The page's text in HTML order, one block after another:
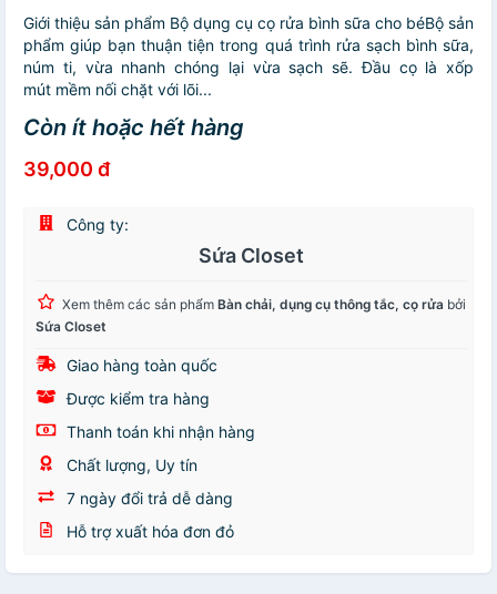
Giới thiệu sản phẩm Bộ dụng cụ cọ rửa bình sữa cho béBộ sản
phẩm giúp bạn thuận tiện trong quá trình rửa sạch bình sữa,
núm ti, vừa nhanh chóng lại vừa sạch sẽ. Đầu cọ là xốp
mút mềm nối chặt với lõi...
Còn ít hoặc hết hàng
39,000 đ
Công ty:
Sứa Closet
Xem thêm các sản phẩm Bàn chải, dụng cụ thông tắc, cọ rửa bởi
Sứa Closet
Giao hàng toàn quốc
Được kiểm tra hàng
Thanh toán khi nhận hàng
Chất lượng, Uy tín
7 ngày đổi trả dễ dàng
Hỗ trợ xuất hóa đơn đỏ